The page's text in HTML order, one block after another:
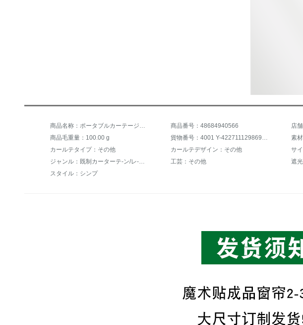
商品名称：ポータブルカーテージ不要貼るカーテーン簡易賃貸住宅宿舎小窓安カーテーンアニメ田園遮光布地梅緑布地1.5高2.0片 商品番号：48684940566
店
商品毛重量：100.00 g
貨物番号：4001 Y-4227111298694009
素
カールテタイプ：その他
カールテデザイン：その他
サ
ジャンル：既制カーターテ-ン/レ-スカーンテ-ン
工芸：その他
遮
スタイル：シンプ